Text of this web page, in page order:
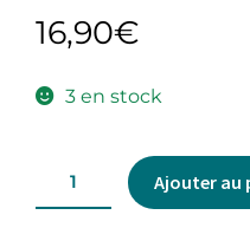
16,90€
3 en stock
Ajouter au